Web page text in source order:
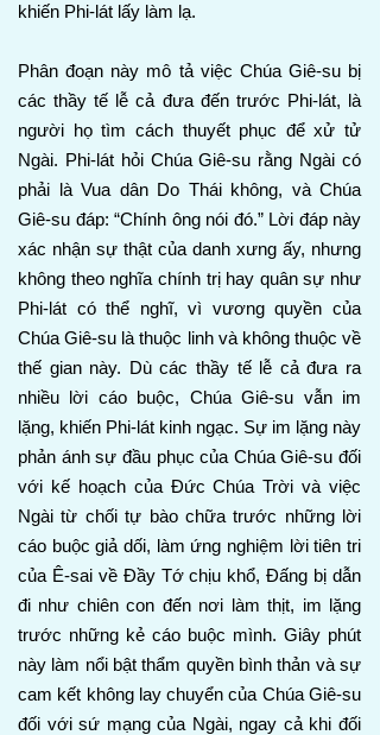
khiến Phi-lát lấy làm lạ.
Phân đoạn này mô tả việc Chúa Giê-su bị
các thầy tế lễ cả đưa đến trước Phi-lát, là
người họ tìm cách thuyết phục để xử tử
Ngài. Phi-lát hỏi Chúa Giê-su rằng Ngài có
phải là Vua dân Do Thái không, và Chúa
Giê-su đáp: “Chính ông nói đó.” Lời đáp này
xác nhận sự thật của danh xưng ấy, nhưng
không theo nghĩa chính trị hay quân sự như
Phi-lát có thể nghĩ, vì vương quyền của
Chúa Giê-su là thuộc linh và không thuộc về
thế gian này. Dù các thầy tế lễ cả đưa ra
nhiều lời cáo buộc, Chúa Giê-su vẫn im
lặng, khiến Phi-lát kinh ngạc. Sự im lặng này
phản ánh sự đầu phục của Chúa Giê-su đối
với kế hoạch của Đức Chúa Trời và việc
Ngài từ chối tự bào chữa trước những lời
cáo buộc giả dối, làm ứng nghiệm lời tiên tri
của Ê-sai về Đầy Tớ chịu khổ, Đấng bị dẫn
đi như chiên con đến nơi làm thịt, im lặng
trước những kẻ cáo buộc mình. Giây phút
này làm nổi bật thẩm quyền bình thản và sự
cam kết không lay chuyển của Chúa Giê-su
đối với sứ mạng của Ngài, ngay cả khi đối